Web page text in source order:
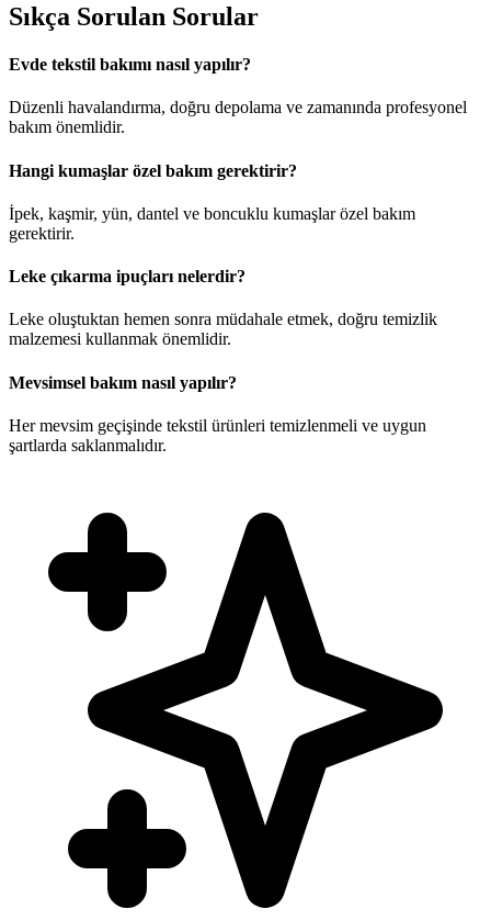
Sıkça Sorulan Sorular
Evde tekstil bakımı nasıl yapılır?
Düzenli havalandırma, doğru depolama ve zamanında profesyonel
bakım önemlidir.
Hangi kumaşlar özel bakım gerektirir?
İpek, kaşmir, yün, dantel ve boncuklu kumaşlar özel bakım
gerektirir.
Leke çıkarma ipuçları nelerdir?
Leke oluştuktan hemen sonra müdahale etmek, doğru temizlik
malzemesi kullanmak önemlidir.
Mevsimsel bakım nasıl yapılır?
Her mevsim geçişinde tekstil ürünleri temizlenmeli ve uygun
şartlarda saklanmalıdır.